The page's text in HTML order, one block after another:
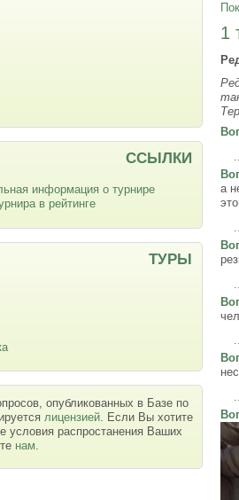
1
а
ССЫЛКИ
информация о турнире
в рейтинге
ТУРЫ
опубликованных в Базе по
лицензией . Если Вы хотите
условия распростанения Ваших
нам